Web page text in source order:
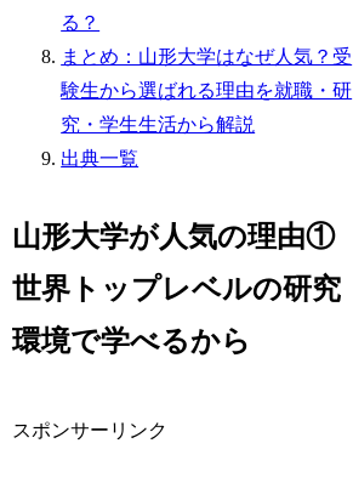
る？
まとめ：山形大学はなぜ人気？受
験生から選ばれる理由を就職・研
究・学生生活から解説
出典一覧
山形大学が人気の理由①
世界トップレベルの研究
環境で学べるから
スポンサーリンク